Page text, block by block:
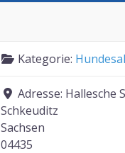
Kategorie:
Adresse: Hallesche
Schkeuditz
Sachsen
04435